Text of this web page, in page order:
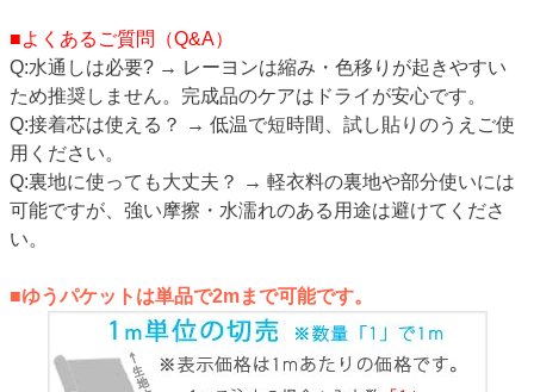
■よくあるご質問（Q&A）
Q:水通しは必要? → レーヨンは縮み・色移りが起きやすい
ため推奨しません。完成品のケアはドライが安心です。
Q:接着芯は使える？ → 低温で短時間、試し貼りのうえご使
用ください。
Q:裏地に使っても大丈夫？ → 軽衣料の裏地や部分使いには
可能ですが、強い摩擦・水濡れのある用途は避けてくださ
い。
■ゆうパケットは単品で2mまで可能です。